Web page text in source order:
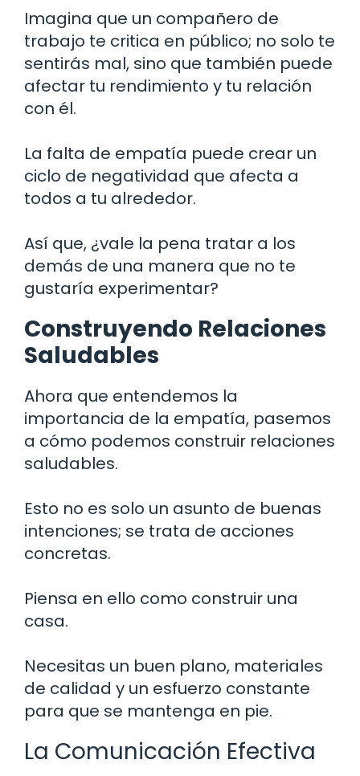
Imagina que un compañero de
trabajo te critica en público; no solo te
sentirás mal, sino que también puede
afectar tu rendimiento y tu relación
con él.
La falta de empatía puede crear un
ciclo de negatividad que afecta a
todos a tu alrededor.
Así que, ¿vale la pena tratar a los
demás de una manera que no te
gustaría experimentar?
Construyendo Relaciones
Saludables
Ahora que entendemos la
importancia de la empatía, pasemos
a cómo podemos construir relaciones
saludables.
Esto no es solo un asunto de buenas
intenciones; se trata de acciones
concretas.
Piensa en ello como construir una
casa.
Necesitas un buen plano, materiales
de calidad y un esfuerzo constante
para que se mantenga en pie.
La Comunicación Efectiva